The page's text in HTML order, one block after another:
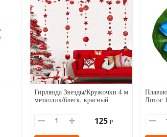
Гирлянда Звезды/Кружочки 4 м
металлик/блеск, красный
125 ₽
Лотос